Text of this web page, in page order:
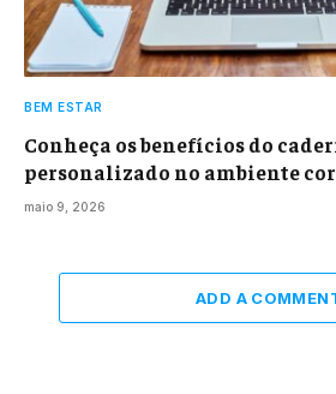
BEM ESTAR
Conheça os benefícios do
personalizado no ambiente
maio 9, 2026
ADD A